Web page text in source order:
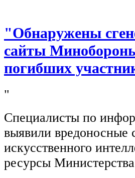
"Обнаружены
сайты
погибших
"
Специалисты по
выявили
искусственного
ресурсы